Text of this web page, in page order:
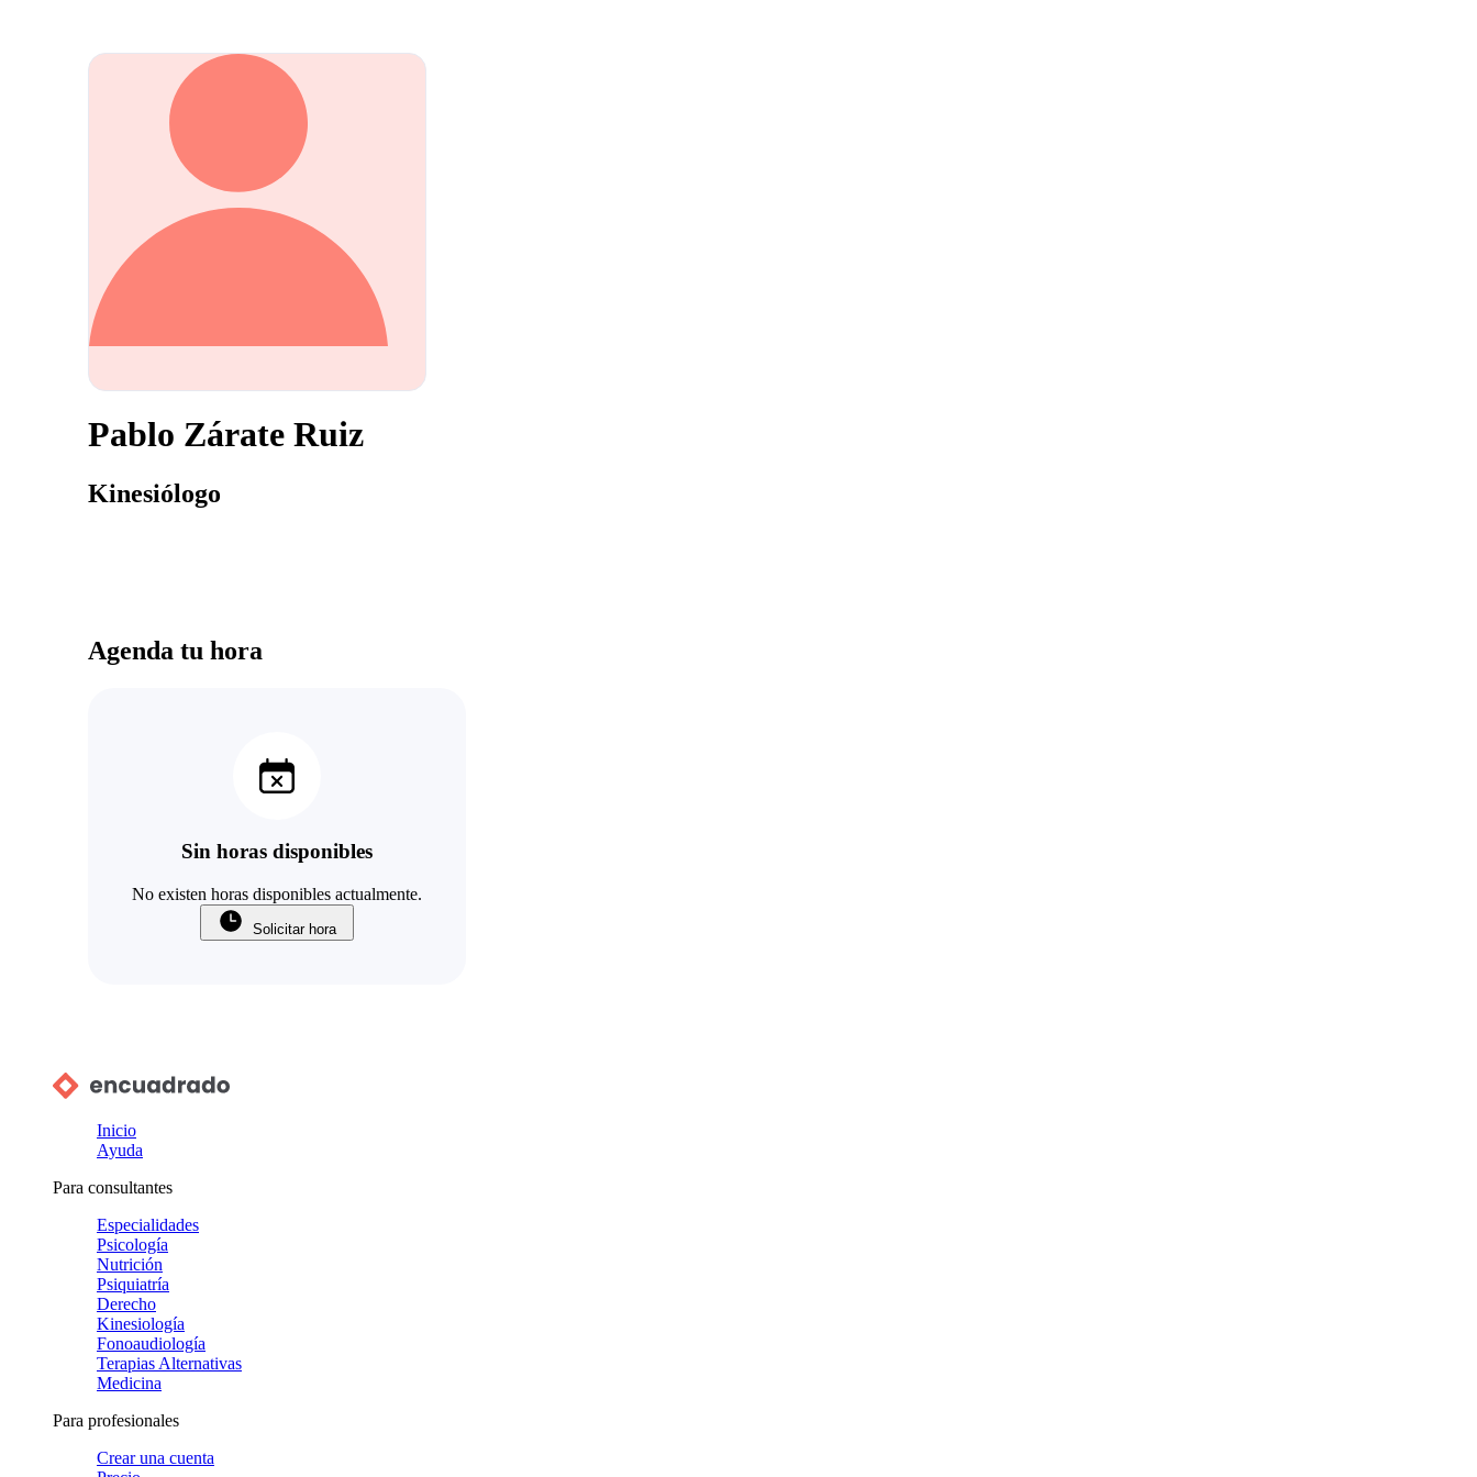
Pablo Zárate Ruiz
Kinesiólogo
Agenda tu hora
Sin horas disponibles
No existen horas disponibles actualmente.
Solicitar hora
Inicio
Ayuda
Para consultantes
Especialidades
Psicología
Nutrición
Psiquiatría
Derecho
Kinesiología
Fonoaudiología
Terapias Alternativas
Medicina
Para profesionales
Crear una cuenta